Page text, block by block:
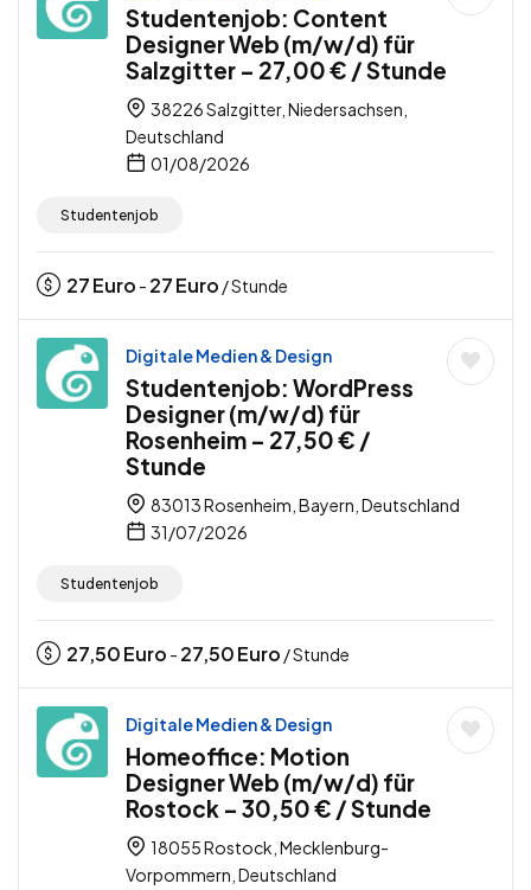
Studentenjob: Content
Designer Web (m/w/d) für
Salzgitter – 27,00 € / Stunde
38226 Salzgitter, Niedersachsen,
Deutschland
01/08/2026
Studentenjob
27Euro - 27Euro / Stunde
Digitale Medien & Design
Studentenjob: WordPress
Designer (m/w/d) für
Rosenheim – 27,50 € /
Stunde
83013 Rosenheim, Bayern, Deutschland
31/07/2026
Studentenjob
27,50Euro - 27,50Euro / Stunde
Digitale Medien & Design
Homeoffice: Motion
Designer Web (m/w/d) für
Rostock – 30,50 € / Stunde
18055 Rostock, Mecklenburg-
Vorpommern, Deutschland